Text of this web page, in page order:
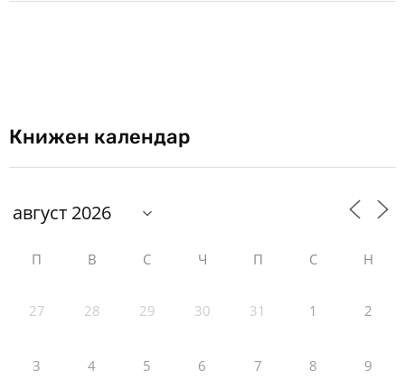
Книжен календар
П В С Ч П С Н
27 28 29 30 31 1 2
3 4 5 6 7 8 9